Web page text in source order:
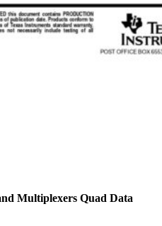
Multiplexers Quad Data